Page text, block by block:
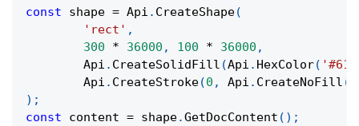
const shape = Api . CreateShape(
'rect' ,
300
* 36000 , 100 * 36000 ,
Api . CreateSolidFill (Api . HexColor(
Api . CreateStroke(0 , Api . CreateNoFill (
) ;
const content = shape.GetDocContent ( ) ;